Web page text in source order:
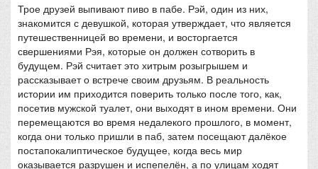
Трое друзей выпивают пиво в пабе. Рэй, один из них,
знакомится с девушкой, которая утверждает, что является
путешественницей во времени, и восторгается
свершениями Рэя, которые он должен сотворить в
будущем. Рэй считает это хитрым розыгрышем и
рассказывает о встрече своим друзьям. В реальность
истории им приходится поверить только после того, как,
посетив мужской туалет, они выходят в ином времени. Они
перемещаются во время недалекого прошлого, в момент,
когда они только пришли в паб, затем посещают далёкое
постапокалиптическое будущее, когда весь мир
оказывается разрушен и испепелён, а по улицам ходят